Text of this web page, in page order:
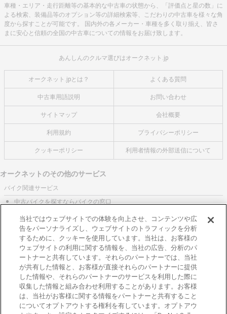
車種・エリア・走行距離等の基本的な中古車の状態から、「評価点と星の数」に
よる検索、装備品等のオプション等の詳細検索等、こだわりの中古車を様々な角
度から探すことが可能です。 国内外の各メーカー・車種を多く取り揃え、皆さ
まに安心と信頼の全国の中古車についての情報をお届け致します。
あんしんのクルマ選びはオークネット.jp
オークネット.jpとは？ よくある質問
中古車用語説明 お問い合わせ
サイトマップ 会社概要
利用規約 プライバシーポリシー
クッキーポリシー 利用者情報の外部送信について
オークネットのその他のサービス
バイク関連サービス
中古バイクを探すならバイクの窓口
レンタルバイクに乗るならモトオークレンタルバイク
ブランド関連サービス
ブランド品の買取はギャラリーレア
東京都公安委員会許可 第301001105434号
株式会社オークネット
© 2007‐ AUCNET INC.
加盟店専用ページはこちら
当社ではウェブサイトでの体験を向上させ、コンテンツや広
告をパーソナライズし、ウェブサイトのトラフィックを分析
するために、クッキーを使用しています。当社は、お客様の
ウェブサイトの利用に関する情報を、当社の広告、分析のパ
ートナーと共有しています。それらのパートナーでは、当社
が共有した情報と、お客様が直接それらのパートナーに提供
した情報や、それらのパートナーのサービスを利用した際に
収集した情報と組み合わせ利用することがあります。お客様
は、当社がお客様に関する情報をパートナーと共有すること
についてオプトアウトする権利を有しています。オプトアウ